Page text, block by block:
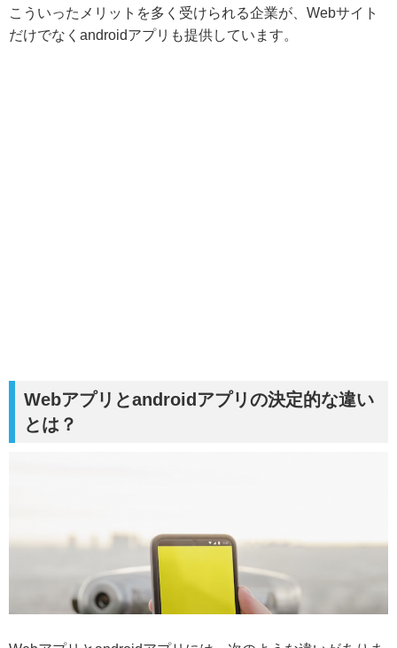
こういったメリットを多く受けられる企業が、Webサイト
だけでなくandroidアプリも提供しています。
Webアプリとandroidアプリの決定的な違い
とは？